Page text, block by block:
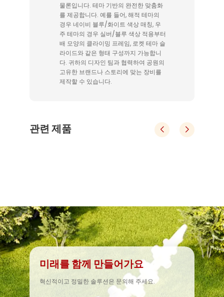
물론입니다. 테마 기반의 완전한 맞춤화
를 제공합니다. 예를 들어, 해적 테마의
경우 네이비 블루/화이트 색상 매칭, 우
주 테마의 경우 실버/블루 색상 적용부터
배 모양의 클라이밍 프레임, 로켓 테마 슬
라이드와 같은 형태 구성까지 가능합니
다. 귀하의 디자인 팀과 협력하여 공원의
고유한 브랜드나 스토리에 맞는 장비를
제작할 수 있습니다.
관련 제품
어린이용 뼈 다이노소어 테마 야외 놀이터 클라이밍 슬라이드 세트
미래를 함께 만들어가요
혁신적이고 정밀한 솔루션은 문의해 주세요.